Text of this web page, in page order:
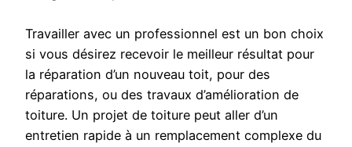
Travailler avec un professionnel est un bon choix
si vous désirez recevoir le meilleur résultat pour
la réparation d’un nouveau toit, pour des
réparations, ou des travaux d’amélioration de
toiture. Un projet de toiture peut aller d’un
entretien rapide à un remplacement complexe du